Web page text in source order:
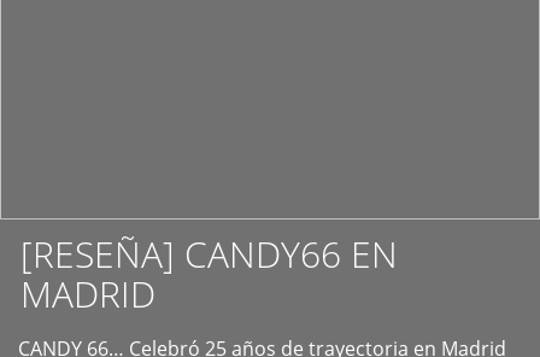
[RESEÑA] CANDY66 EN
MADRID
CANDY 66… Celebró 25 años de trayectoria en Madrid